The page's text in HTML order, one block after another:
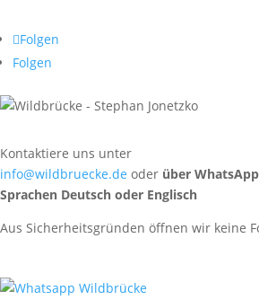
Folgen
Folgen
Kontaktiere uns unter
info@wildbruecke.de oder über
Sprachen Deutsch oder Englisch
Aus Sicherheitsgründen öffnen wir keine